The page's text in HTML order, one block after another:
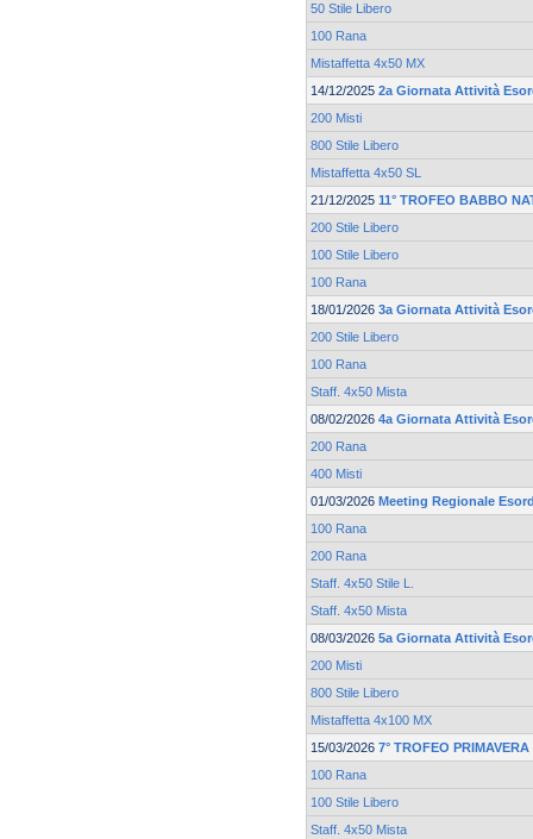
50 Stile Libero
100 Rana
Mistaffetta 4x50 MX
14/12/2025 2a Giornata Attività
200 Misti
800 Stile Libero
Mistaffetta 4x50 SL
21/12/2025 11° TROFEO BABBO
200 Stile Libero
100 Stile Libero
100 Rana
18/01/2026 3a Giornata Attività
200 Stile Libero
100 Rana
Staff. 4x50 Mista
08/02/2026 4a Giornata Attività
200 Rana
400 Misti
01/03/2026 Meeting Regionale
100 Rana
200 Rana
Staff. 4x50 Stile L.
Staff. 4x50 Mista
08/03/2026 5a Giornata Attività
200 Misti
800 Stile Libero
Mistaffetta 4x100 MX
15/03/2026 7° TROFEO
100 Rana
100 Stile Libero
Staff. 4x50 Mista